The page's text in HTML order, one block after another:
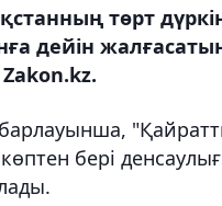
төрт
дейін
бері